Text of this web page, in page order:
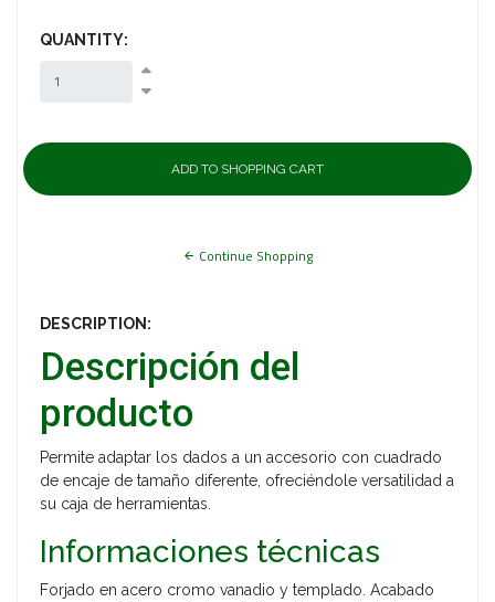
QUANTITY:
Continue Shopping
DESCRIPTION:
Descripción del
producto
Permite adaptar los dados a un accesorio con cuadrado
de encaje de tamaño diferente, ofreciéndole versatilidad a
su caja de herramientas.
Informaciones técnicas
Forjado en acero cromo vanadio y templado. Acabado